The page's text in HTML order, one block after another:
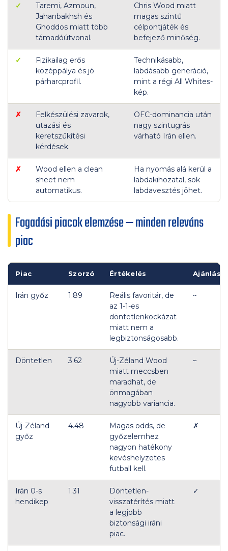
✓
Taremi, Azmoun,
Jahanbakhsh és
Ghoddos miatt több
támadóútvonal.
Chris Wood miatt
magas szintű
célpontjáték és
befejező minőség.
✓
Fizikailag erős
középpálya és jó
párharcprofil.
Technikásabb,
labdásabb generáció,
mint a régi All Whites-
kép.
✗
Felkészülési zavarok,
utazási és
keretszűkítési
kérdések.
OFC-dominancia után
nagy szintugrás
várható Irán ellen.
✗
Wood ellen a clean
sheet nem
automatikus.
Ha nyomás alá kerül a
labdakihozatal, sok
labdavesztés jöhet.
Fogadási piacok elemzése — minden releváns
piac
Piac Szorzó Értékelés Ajánlás
Irán győz 1.89
Reális favoritár, de
az 1-1-es
döntetlenkockázat
miatt nem a
legbiztonságosabb.
~
Döntetlen 3.62
Új-Zéland Wood
miatt meccsben
maradhat, de
önmagában
nagyobb variancia.
~
Új-Zéland
győz
4.48
Magas odds, de
győzelemhez
nagyon hatékony
kevéshelyzetes
futball kell.
✗
Irán 0-s
hendikep
1.31
Döntetlen-
visszatérítés miatt
a legjobb
biztonsági iráni
piac.
✓